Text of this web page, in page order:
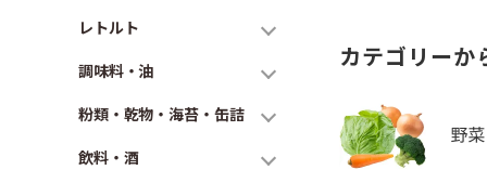
レトルト
調味料・油
粉類・乾物・海苔・缶詰
飲料・酒
カテゴリーか